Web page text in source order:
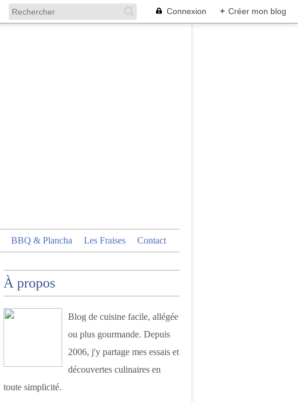
Connexion + Créer mon blog
BBQ & Plancha Les Fraises Contact
À propos
Blog de cuisine facile, allégée
ou plus gourmande. Depuis
2006, j'y partage mes essais et
découvertes culinaires en
toute simplicité.